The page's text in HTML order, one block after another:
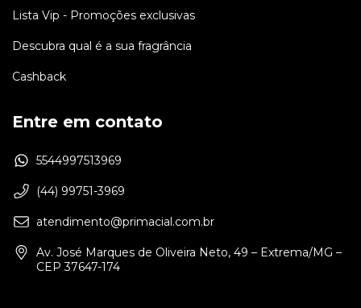
Lista Vip - Promoções exclusivas
Descubra qual é a sua fragrância
Cashback
Entre em contato
5544997513969
(44) 99751-3969
atendimento@primacial.com.br
Av. José Marques de Oliveira Neto, 49 – Extrema/MG –
CEP 37647-174